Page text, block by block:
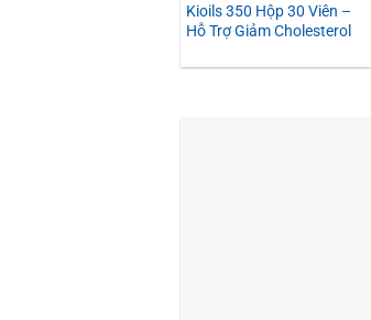
Kioils 350 Hộp 30 Viên –
Hỗ Trợ Giảm Cholesterol